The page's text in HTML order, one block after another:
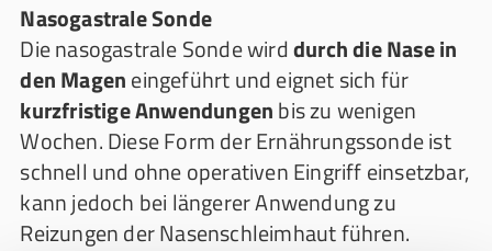
Nasogastrale Sonde
Die nasogastrale Sonde wirddurch die Nase in
den Mageneingeführt und eignet sich für
kurzfristige Anwendungenbis zu wenigen
Wochen. Diese Form der Ernährungssonde ist
schnell und ohne operativen Eingriff einsetzbar,
kann jedoch bei längerer Anwendung zu
Reizungen der Nasenschleimhaut führen.